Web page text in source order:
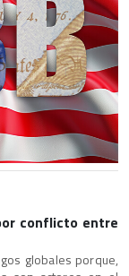
conflicto entre
globales porque,